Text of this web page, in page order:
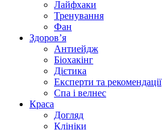
Лайфхаки
Тренування
Фан
Здоров’я
Антиейдж
Біохакінг
Дієтика
Експерти та рекомендації
Спа i велнес
Краса
Догляд
Клініки